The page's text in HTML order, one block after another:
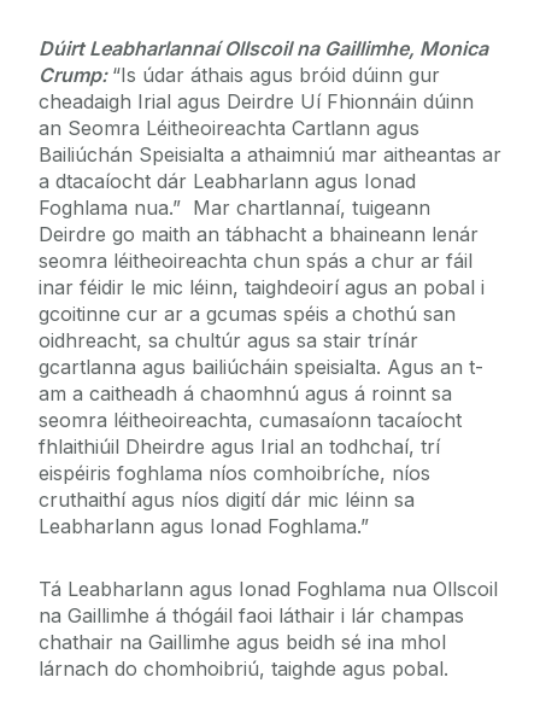
Dúirt Leabharlannaí Ollscoil na Gaillimhe, Monica
Crump: “Is údar áthais agus bróid dúinn gur
cheadaigh Irial agus Deirdre Uí Fhionnáin dúinn
an Seomra Léitheoireachta Cartlann agus
Bailiúchán Speisialta a athaimniú mar aitheantas ar
a dtacaíocht dár Leabharlann agus Ionad
Foghlama nua.” Mar chartlannaí, tuigeann
Deirdre go maith an tábhacht a bhaineann lenár
seomra léitheoireachta chun spás a chur ar fáil
inar féidir le mic léinn, taighdeoirí agus an pobal i
gcoitinne cur ar a gcumas spéis a chothú san
oidhreacht, sa chultúr agus sa stair trínár
gcartlanna agus bailiúcháin speisialta. Agus an t-
am a caitheadh á chaomhnú agus á roinnt sa
seomra léitheoireachta, cumasaíonn tacaíocht
fhlaithiúil Dheirdre agus Irial an todhchaí, trí
eispéiris foghlama níos comhoibríche, níos
cruthaithí agus níos digití dár mic léinn sa
Leabharlann agus Ionad Foghlama.”
Tá Leabharlann agus Ionad Foghlama nua Ollscoil
na Gaillimhe á thógáil faoi láthair i lár champas
chathair na Gaillimhe agus beidh sé ina mhol
lárnach do chomhoibriú, taighde agus pobal.